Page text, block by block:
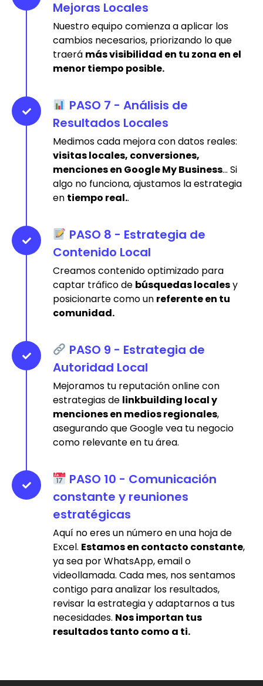
Mejoras Locales
Nuestro equipo comienza a aplicar los
cambios necesarios, priorizando lo que
traerá más visibilidad en tu zona en el
menor tiempo posible.
PASO 7 - Análisis de
Resultados Locales
Medimos cada mejora con datos reales:
visitas locales, conversiones,
menciones en Google My Business... Si
algo no funciona, ajustamos la estrategia
en tiempo real..
PASO 8 - Estrategia de
Contenido Local
Creamos contenido optimizado para
captar tráfico de búsquedas localesy
posicionarte como un referente en tu
comunidad.
PASO 9 - Estrategia de
Autoridad Local
Mejoramos tu reputación online con
estrategias de linkbuilding local y
menciones en medios regionales,
asegurando que Google vea tu negocio
como relevante en tu área.
PASO 10 - Comunicación
constante y reuniones
estratégicas
Aquí no eres un número en una hoja de
Excel. Estamos en contacto constante,
ya sea por WhatsApp, email o
videollamada. Cada mes, nos sentamos
contigo para analizar los resultados,
revisar la estrategia y adaptarnos a tus
necesidades. Nos importan tus
resultados tanto como a ti.